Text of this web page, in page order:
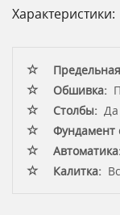
Характеристики:
Обшивка:
Столбы: Да
Фундамент
Автоматика:
Калитка: